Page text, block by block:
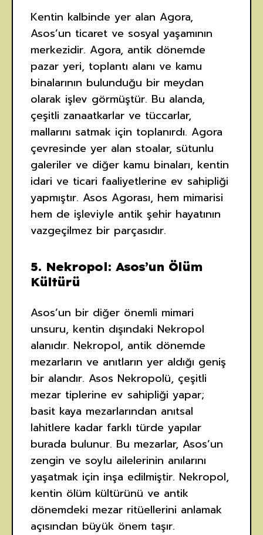
Kentin kalbinde yer alan Agora,
Asos’un ticaret ve sosyal yaşamının
merkezidir. Agora, antik dönemde
pazar yeri, toplantı alanı ve kamu
binalarının bulunduğu bir meydan
olarak işlev görmüştür. Bu alanda,
çeşitli zanaatkarlar ve tüccarlar,
mallarını satmak için toplanırdı. Agora
çevresinde yer alan stoalar, sütunlu
galeriler ve diğer kamu binaları, kentin
idari ve ticari faaliyetlerine ev sahipliği
yapmıştır. Asos Agorası, hem mimarisi
hem de işleviyle antik şehir hayatının
vazgeçilmez bir parçasıdır.
5. Nekropol: Asos’un Ölüm
Kültürü
Asos’un bir diğer önemli mimari
unsuru, kentin dışındaki Nekropol
alanıdır. Nekropol, antik dönemde
mezarların ve anıtların yer aldığı geniş
bir alandır. Asos Nekropolü, çeşitli
mezar tiplerine ev sahipliği yapar;
basit kaya mezarlarından anıtsal
lahitlere kadar farklı türde yapılar
burada bulunur. Bu mezarlar, Asos’un
zengin ve soylu ailelerinin anılarını
yaşatmak için inşa edilmiştir. Nekropol,
kentin ölüm kültürünü ve antik
dönemdeki mezar ritüellerini anlamak
açısından büyük önem taşır.